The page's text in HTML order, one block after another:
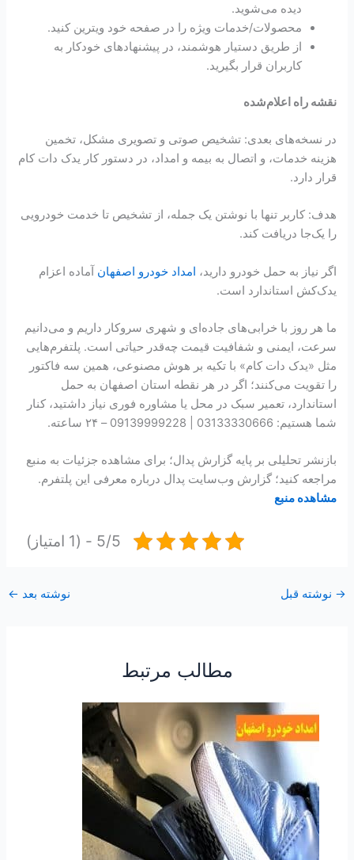
دیده می‌شوید.
محصولات/خدمات ویژه را در صفحه خود ویترین کنید.
از طریق دستیار هوشمند، در پیشنهادهای خودکار به
کاربران قرار بگیرید.
نقشه راه اعلام‌شده
در نسخه‌های بعدی: تشخیص صوتی و تصویری مشکل، تخمین
هزینه خدمات، و اتصال به بیمه و امداد، در دستور کار یدک دات کام
قرار دارد.
هدف: کاربر تنها با نوشتن یک جمله، از تشخیص تا خدمت خودرویی
را یک‌جا دریافت کند.
اگر نیاز به حمل خودرو دارید، امداد خودرو اصفهان آماده اعزام
یدک‌کش استاندارد است.
ما هر روز با خرابی‌های جاده‌ای و شهری سروکار داریم و می‌دانیم
سرعت، ایمنی و شفافیت قیمت چه‌قدر حیاتی است. پلتفرم‌هایی
مثل «یدک دات کام» با تکیه بر هوش مصنوعی، همین سه فاکتور
را تقویت می‌کنند؛ اگر در هر نقطه استان اصفهان به حمل
استاندارد، تعمیر سبک در محل یا مشاوره فوری نیاز داشتید، کنار
شما هستیم: 03133330666 | 09139999228 – ۲۴ ساعته.
بازنشر تحلیلی بر پایه گزارش پدال؛ برای مشاهده جزئیات به منبع
مراجعه کنید؛ گزارش وب‌سایت پدال درباره معرفی این پلتفرم.
مشاهده منبع
5/5 - (1 امتیاز)
→ نوشته قبل نوشته بعد ←
مطالب مرتبط